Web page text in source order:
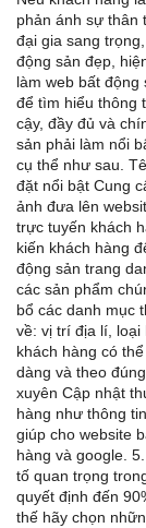
phản ánh sự thân
đại gia sang
động sản đẹp,
làm web bất động
để tìm hiểu thông
cậy, đầy đủ và
sản phải làm nổi
cụ thể như sau.
đặt nổi bật Cung
ảnh đưa lên
trực tuyến khách
kiến khách hàng
động sản trang
các sản phẩm
bổ các danh mục
về: vị trí địa lí,
khách hàng có
dàng và theo
xuyên Cập nhật
hàng như thông
giúp cho website
hàng và google.
tố quan trọng
quyết định đến
thế hãy chọn